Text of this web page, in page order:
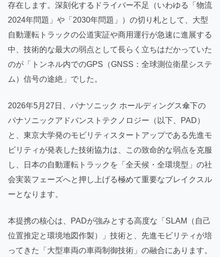
存在します。深刻化するドライバー不足（いわゆる「物流
2024年問題」や「2030年問題」）の切り札として、大型
自動運転トラックの公道実証や商用運行が急速に進展する
中、技術的な最大の弱点として長らく立ちはだかっていた
のが「トンネル内でのGPS（GNSS：全球測位衛星システ
ム）信号の途絶」でした。
2026年5月27日、パナソニック ホールディングス傘下の
パナソニックアドバンストテクノロジー（以下、PAD）
と、東京大学発のモビリティスタートアップである先進モ
ビリティが発表した技術協力は、この致命的な弱点を克服
し、日本の自動運転トラックを「全天候・全環境型」の社
会実装フェーズへと押し上げる極めて重要なブレイクスル
ーとなります。
本提携の核心は、PADが強みとする高度な「SLAM（自己
位置推定と環境地図作製）」技術と、先進モビリティが培
ってきた「大型車両の車両制御技術」の融合にあります。